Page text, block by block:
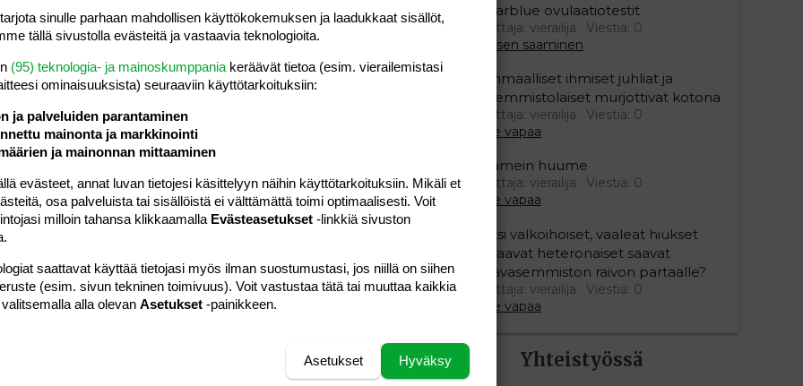
Vastaa
#5
yösähköä ja toinen puolet päiväsähköä.
hankinta nosti kulutusta selvästi sekä
(300l varaaja ei riitä viidelle...).
#6
8200 kwh ja muu aika 19 680 kwh . Tässä
talossamme. Lisälämpönä leivinuuni. Eli aika hurjalta
noihin neliöihin nähden.
Clearblue ovulaatiotestit
Aloittaja: vierailija
Viestiä: 0
Lapsen saaminen
Isänmaalliset ihmiset juhliat ja
vasemmistolaiset murjottivat kotona
Aloittaja: vierailija
Viestiä: 0
Aihe vapaa
Kaamein huume
Aloittaja: vierailija
Viestiä: 0
Aihe vapaa
Miksi valkoihoiset, vaaleat hiukset
omaavat heteronaiset saavat
vihavasemmiston raivon partaalle?
Aloittaja: vierailija
Viestiä: 0
Aihe vapaa
Yhteistyössä
sinulle parhaan mahdollisen käyttökokemuksen ja laadukkaat sisällöt,
tällä sivustolla evästeitä ja vastaavia teknologioita.
(95) teknologia- ja mainoskumppania keräävät tietoa (esim. vierailemis­tasi
ominaisuuk­sista) seuraaviin käyttötarkoituksiin:
ja palveluiden parantaminen
mainonta ja markkinointi
ja mainonnan mittaaminen
evästeet, annat luvan tietojesi käsittelyyn näihin käyttötarkoituksiin. Mikäli et
osa palveluista tai sisällöistä ei välttämättä toimi optimaalisesti. Voit
milloin tahansa klikkaamalla Evästeasetukset -linkkiä sivuston
saattavat käyttää tietojasi myös ilman suostumustasi, jos niillä on siihen
(esim. sivun tekninen toimivuus). Voit vastustaa tätä tai muuttaa kaikkia
alla olevan Asetukset -painikkeen.
Hyväksy
Asetukset